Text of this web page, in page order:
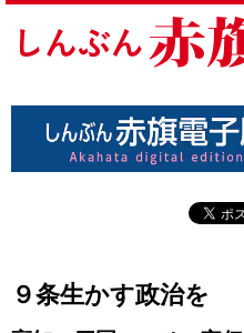
９条生かす政治を